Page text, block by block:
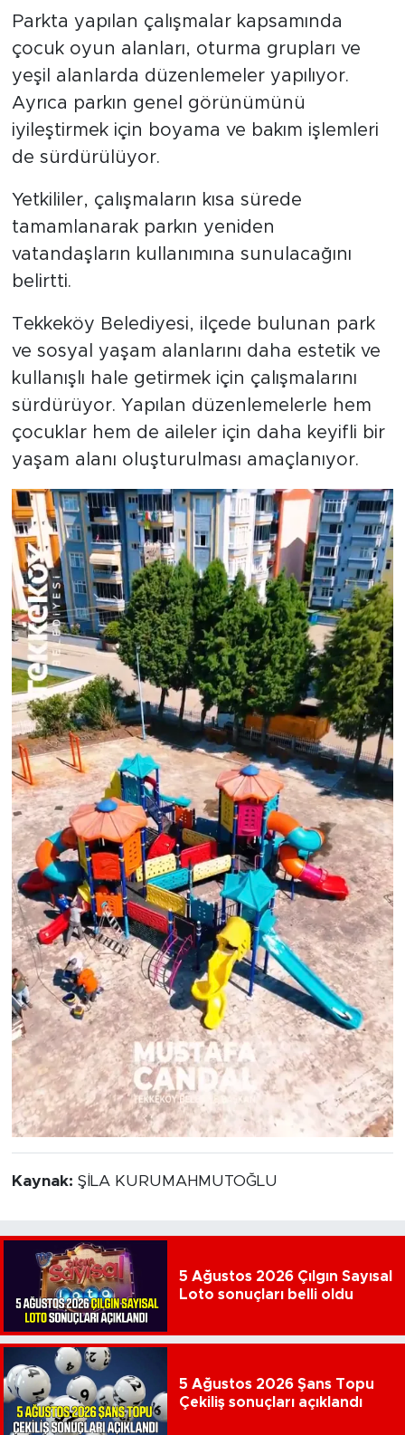
Parkta yapılan çalışmalar kapsamında
çocuk oyun alanları, oturma grupları ve
yeşil alanlarda düzenlemeler yapılıyor.
Ayrıca parkın genel görünümünü
iyileştirmek için boyama ve bakım işlemleri
de sürdürülüyor.
Yetkililer, çalışmaların kısa sürede
tamamlanarak parkın yeniden
vatandaşların kullanımına sunulacağını
belirtti.
Tekkeköy Belediyesi, ilçede bulunan park
ve sosyal yaşam alanlarını daha estetik ve
kullanışlı hale getirmek için çalışmalarını
sürdürüyor. Yapılan düzenlemelerle hem
çocuklar hem de aileler için daha keyifli bir
yaşam alanı oluşturulması amaçlanıyor.
Kaynak: ŞİLA KURUMAHMUTOĞLU
5 Ağustos 2026 Çılgın Sayısal
Loto sonuçları belli oldu
5 Ağustos 2026 Şans Topu
Çekiliş sonuçları açıklandı